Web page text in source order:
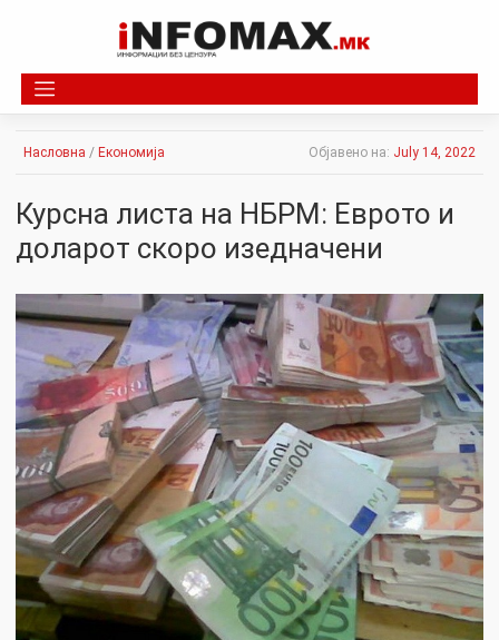
Насловна / Економија Објавено на: July 14, 2022
Курсна листа на НБРМ: Еврото и
доларот скоро изедначени